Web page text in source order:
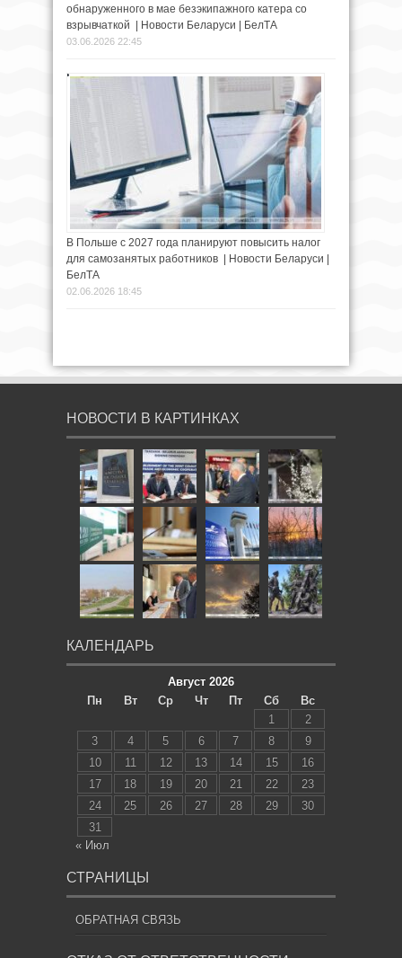
обнаруженного в мае безэкипажного катера со
взрывчаткой | Новости Беларуси | БелТА
03.06.2026 22:45
В Польше с 2027 года планируют повысить налог
для самозанятых работников | Новости Беларуси |
БелТА
02.06.2026 18:45
НОВОСТИ В КАРТИНКАХ
КАЛЕНДАРЬ
Август 2026
Пн
Вт Ср Чт Пт Сб
Вс
1
2
3
4 5 6 7 8
9
10
11 12 13 14 15
16
17
18 19 20 21 22
23
24
25 26 27 28 29
30
31
« Июл
СТРАНИЦЫ
ОБРАТНАЯ СВЯЗЬ